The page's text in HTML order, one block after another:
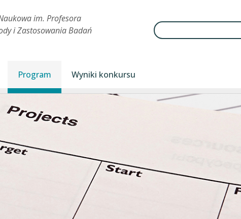
im. Profesora
i Zastosowania Badań
Search
Program Wyniki konkursu